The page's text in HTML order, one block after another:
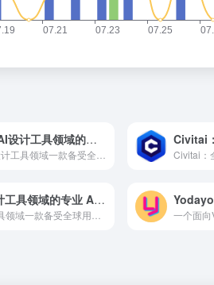
135 AI排版 — AI设计工具领域的专业 AI 工具
Ardot — AI设计工具领域的专业 AI 工具 Yodayo